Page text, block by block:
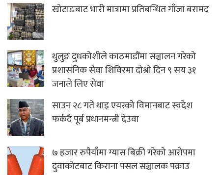
खोटाङबाट भारी मात्रामा प्रतिबन्धित गाँजा बरामद
थुलुङ दुधकोशीले काठमाडौंमा सञ्चालन गरेको
प्रशासनिक सेवा शिविरमा दोश्रो दिन ९ सय ३१
जनाले लिए सेवा
साउन २८ गते थाइ एयरको विमानबाट स्वदेश
फर्कदैं पूर्ब प्रधानमन्त्री देउवा
७ हजार रुपैयाँमा ग्यास बिक्री गरेको आरोपमा
दुवाकोटबाट किराना पसल सञ्चालक पक्राउ